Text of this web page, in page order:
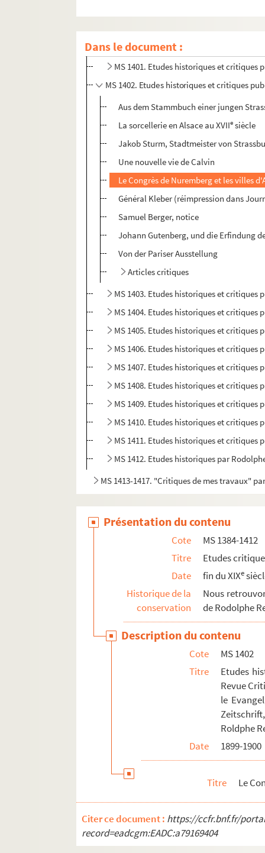
Dans le document :
MS 1399. Etudes historiques et critiques
MS 1400. Etudes historiques, littéraires
MS 1401. Etudes historiques et critiques
MS 1402. Etudes historiques et critiques
Aus dem Stammbuch einer jungen
La sorcellerie en Alsace au XVIIe siècle
Jakob Sturm, Stadtmeister von
Une nouvelle vie de Calvin
Le Congrès de Nuremberg et les villes
Général Kleber (réimpression dans
Samuel Berger, notice
Johann Gutenberg, und die Erfindung
Von der Pariser Ausstellung
Articles critiques
MS 1403. Etudes historiques et
MS 1404. Etudes historiques et
MS 1405. Etudes historiques et critiques
MS 1406. Etudes historiques et
MS 1407. Etudes historiques et
MS 1408. Etudes historiques et critiques
MS 1409. Etudes historiques et
MS 1410. Etudes historiques et critiques
MS 1411. Etudes historiques et
MS 1412. Etudes historiques par
MS 1413-1417. "Critiques de mes travaux"
Présentation du contenu
Cote
MS 1384-1412
Titre
Etudes
Date
fin du XIXe
Historique de la
conservation
Nous
de Rodolphe
Description du contenu
Cote
MS 1402
Titre
Etudes
Revue
le
Roldphe
Date
1899-1900
Titre Le
Citer ce document : https://ccfr.bnf.fr/
record=eadcgm:EADC:a79169404